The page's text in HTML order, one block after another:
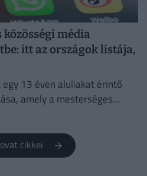
média
itt az országok listája,
13 éven aluliakat érintő
amely a mesterséges
cikkei